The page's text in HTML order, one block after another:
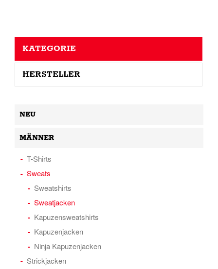
KATEGORIE
HERSTELLER
NEU
MÄNNER
T-Shirts
Sweats
Sweatshirts
Sweatjacken
Kapuzensweatshirts
Kapuzenjacken
Ninja Kapuzenjacken
Strickjacken